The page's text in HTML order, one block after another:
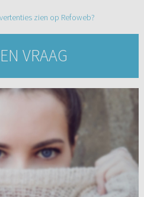
zien op Refoweb?
VRAAG